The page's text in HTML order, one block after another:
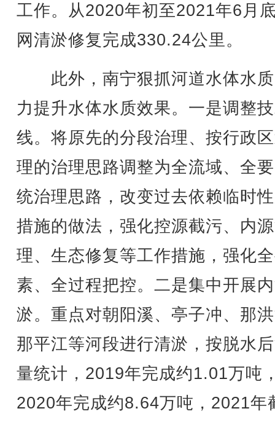
工作。从2020年初至2021年6月
网清淤修复完成330.24公里。
此外，南宁狠抓河道水体水
力提升水体水质效果。一是调整
线。将原先的分段治理、按行政
理的治理思路调整为全流域、全
统治理思路，改变过去依赖临时
措施的做法，强化控源截污、内
理、生态修复等工作措施，强化
素、全过程把控。二是集中开展
淤。重点对朝阳溪、亭子冲、那
那平江等河段进行清淤，按脱水
量统计，2019年完成约1.01万吨
2020年完成约8.64万吨，2021年